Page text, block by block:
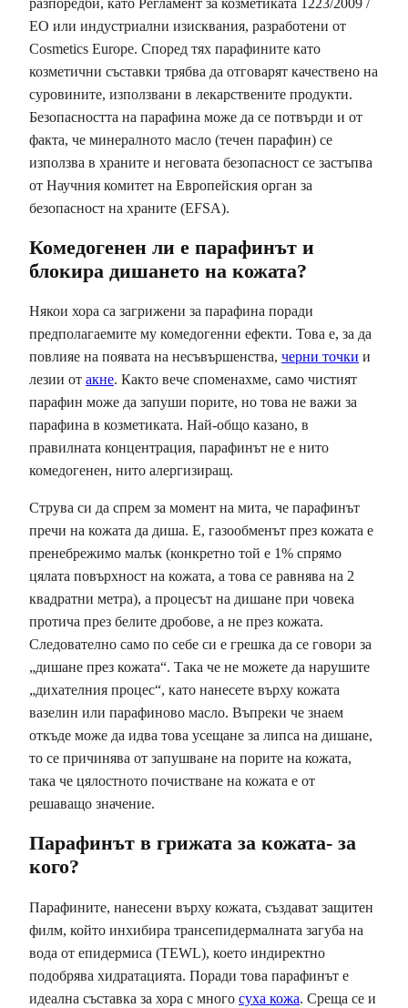
ЕО или индустриални изисквания, разработени от
Cosmetics Europe. Според тях парафините като
козметични съставки трябва да отговарят качествено на
суровините, използвани в лекарствените продукти.
Безопасността на парафина може да се потвърди и от
факта, че минералното масло (течен парафин) се
използва в храните и неговата безопасност се застъпва
от Научния комитет на Европейския орган за
безопасност на храните (EFSA).
Комедогенен ли е парафинът и
блокира дишането на кожата?
Някои хора са загрижени за парафина поради
предполагаемите му комедогенни ефекти. Това е, за да
повлияе на появата на несъвършенства, черни точки и
лезии от акне. Както вече споменахме, само чистият
парафин може да запуши порите, но това не важи за
парафина в козметиката. Най-общо казано, в
правилната концентрация, парафинът не е нито
комедогенен, нито алергизиращ.
Струва си да спрем за момент на мита, че парафинът
пречи на кожата да диша. Е, газообменът през кожата е
пренебрежимо малък (конкретно той е 1% спрямо
цялата повърхност на кожата, а това се равнява на 2
квадратни метра), а процесът на дишане при човека
протича през белите дробове, а не през кожата.
Следователно само по себе си е грешка да се говори за
„дишане през кожата“. Така че не можете да нарушите
„дихателния процес“, като нанесете върху кожата
вазелин или парафиново масло. Въпреки че знаем
откъде може да идва това усещане за липса на дишане,
то се причинява от запушване на порите на кожата,
така че цялостното почистване на кожата е от
решаващо значение.
Парафинът в грижата за кожата- за
кого?
Парафините, нанесени върху кожата, създават защитен
филм, който инхибира трансепидермалната загуба на
вода от епидермиса (TEWL), което индиректно
подобрява хидратацията. Поради това парафинът е
идеална съставка за хора с много суха кожа. Среща се и